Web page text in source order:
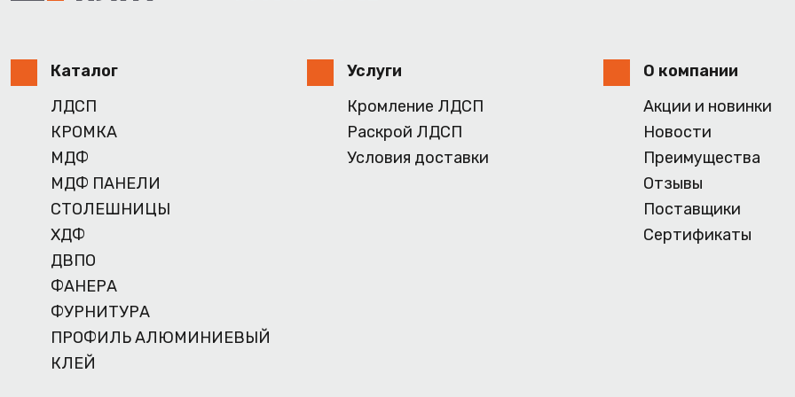
Каталог
ЛДСП
КРОМКА
МДФ
МДФ ПАНЕЛИ
СТОЛЕШНИЦЫ
ХДФ
ДВПО
ФАНЕРА
ФУРНИТУРА
ПРОФИЛЬ АЛЮМИНИЕВЫЙ
КЛЕЙ
Услуги
Кромление ЛДСП
Раскрой ЛДСП
Условия доставки
О компании
Акции и новинки
Новости
Преимущества
Отзывы
Поставщики
Сертификаты